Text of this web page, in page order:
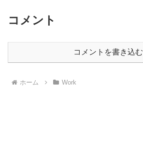
コメント
コメントを書き込む
ホーム Work